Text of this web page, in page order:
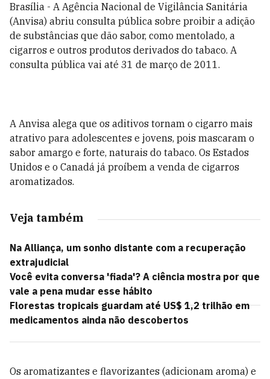
Brasília - A Agência Nacional de Vigilância Sanitária
(Anvisa) abriu consulta pública sobre proibir a adição
de substâncias que dão sabor, como mentolado, a
cigarros e outros produtos derivados do tabaco. A
consulta pública vai até 31 de março de 2011.
A Anvisa alega que os aditivos tornam o cigarro mais
atrativo para adolescentes e jovens, pois mascaram o
sabor amargo e forte, naturais do tabaco. Os Estados
Unidos e o Canadá já proíbem a venda de cigarros
aromatizados.
Veja também
Na Alliança, um sonho distante com a recuperação
extrajudicial
Você evita conversa 'fiada'? A ciência mostra por que
vale a pena mudar esse hábito
Florestas tropicais guardam até US$ 1,2 trilhão em
medicamentos ainda não descobertos
Os aromatizantes e flavorizantes (adicionam aroma) e